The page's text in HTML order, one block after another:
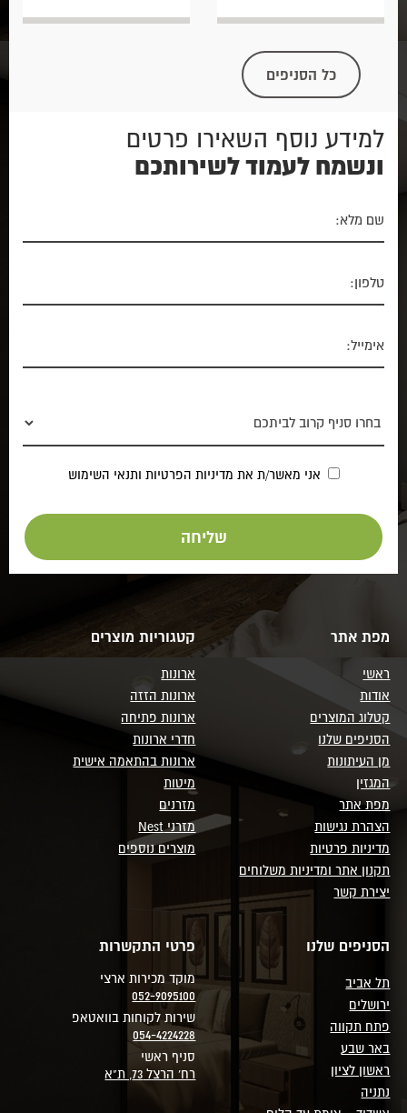
כל הסניפים
למידע נוסף השאירו פרטים
ונשמח לעמוד לשירותכם
אני מאשר/ת את מדיניות הפרטיות ותנאי השימוש
מפת אתר
ראשי
אודות
קטלוג המוצרים
הסניפים שלנו
מן העיתונות
המגזין
מפת אתר
הצהרת נגישות
מדיניות פרטיות
תקנון אתר ומדיניות משלוחים
יצירת קשר
קטגוריות מוצרים
ארונות
ארונות הזזה
ארונות פתיחה
חדרי ארונות
ארונות בהתאמה אישית
מיטות
מזרנים
מזרני Nest
מוצרים נוספים
הסניפים שלנו
תל אביב
ירושלים
פתח תקווה
באר שבע
ראשון לציון
נתניה
פרטי התקשרות
מוקד מכירות ארצי
052-9095100
שירות לקוחות בוואטאפ
054-4224228
סניף ראשי
רח' הרצל 73, ת"א